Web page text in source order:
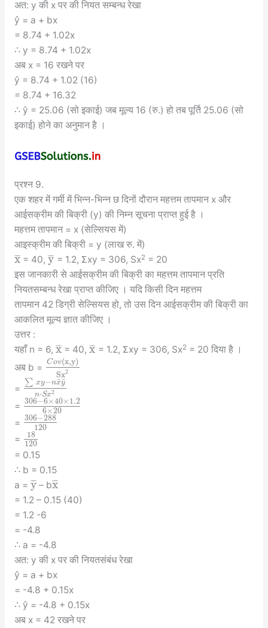
अत: y की x पर की नियत सम्बन्ध रेखा
ŷ = a + bx
= 8.74 + 1.02x
∴ y = 8.74 + 1.02x
अब x = 16 रखने पर
ŷ = 8.74 + 1.02 (16)
= 8.74 + 16.32
∴ ŷ = 25.06 (सो इकाई) जब मूल्य 16 (रु.) हो तब पूर्ति 25.06 (सो
इकाई) होने का अनुमान है ।
प्रश्न 9.
एक शहर में गर्मी में भिन्न-भिन्न छ दिनों दौरान महत्तम तापमान x और
आईसक्रीम की बिक्री (y) की निम्न सूचना प्राप्त हुई है ।
महत्तम तापमान = x (सेल्सियस में)
आइस्क्रीम की बिक्री = y (लाख रु. में)
x
¯¯
¯ = 40,y
¯¯
¯ = 1.2, Σxy = 306, Sx2 = 20
इस जानकारी से आईसक्रीम की बिक्री का महत्तम तापमान प्रति
नियतसम्बन्ध रेखा प्राप्त कीजिए । यदि किसी दिन महत्तम
तापमान 42 डिग्री सेल्सियस हो, तो उस दिन आईसक्रीम की बिक्री का
आकलित मूल्य ज्ञात कीजिए ।
उत्तर :
यहाँ n = 6, x
¯¯
¯ = 40,x
¯¯
¯ = 1.2, Σxy = 306, Sx2 = 20 दिया है ।
अब b =
Cov(x,y)
Sx2
= ∑ xy−nx
¯y
¯
n⋅Sx2
= 306−6×40×1.2
6×20
= 306−288
120
=
18
120
= 0.15
∴ b = 0.15
a = y
¯¯
¯ – bx
¯¯
¯
= 1.2 – 0.15 (40)
= 1.2 -6
= -4.8
∴ a = -4.8
अत: y की x पर की नियतसंबंध रेखा
ŷ = a + bx
= -4.8 + 0.15x
∴ ŷ = -4.8 + 0.15x
अब x = 42 रखने पर